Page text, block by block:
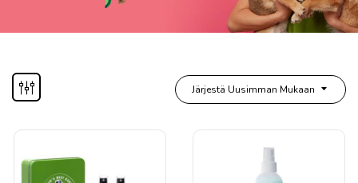
Järjestä Uusimman Mukaan